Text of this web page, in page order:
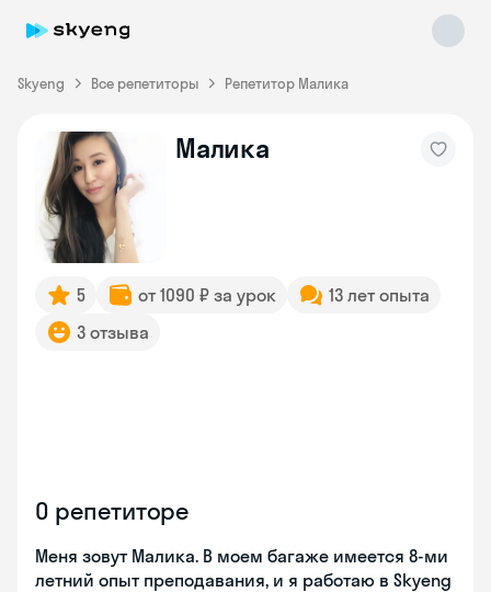
Skyeng Все репетиторы Репетитор Малика
Малика
5 от 1090 ₽ за урок
13 лет опыта
3 отзыва
О репетиторе
Меня зовут Малика. В моем багаже имеется 8-ми
летний опыт преподавания, и я работаю в Skyeng
Skyeng Chat
online